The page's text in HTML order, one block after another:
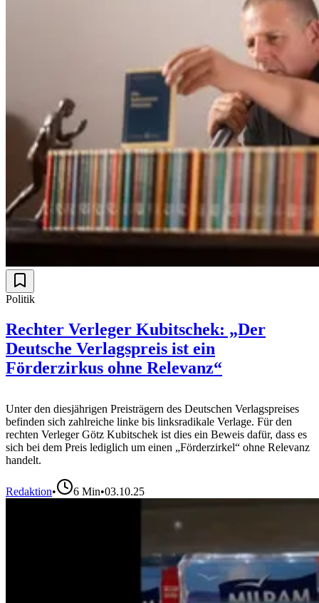
Politik
Rechter Verleger Kubitschek: „Der
Deutsche Verlagspreis ist ein
Förderzirkus ohne Relevanz“
Unter den diesjährigen Preisträgern des Deutschen Verlagspreises
befinden sich zahlreiche linke bis linksradikale Verlage. Für den
rechten Verleger Götz Kubitschek ist dies ein Beweis dafür, dass es
sich bei dem Preis lediglich um einen „Förderzirkel“ ohne Relevanz
handelt.
Redaktion• 6 Min•03.10.25